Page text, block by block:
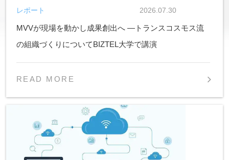
MVVが現場を動かし成果創出へ ―トランスコスモス流
の組織づくりについてBIZTEL大学で講演
2026.07.30
レポート
READ MORE